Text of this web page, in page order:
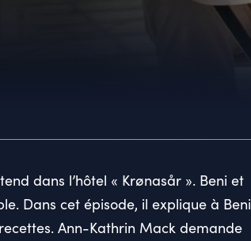
dans l’hôtel « Krønasår ». Beni et
Dans cet épisode, il explique à Beni
Ann-Kathrin Mack demande